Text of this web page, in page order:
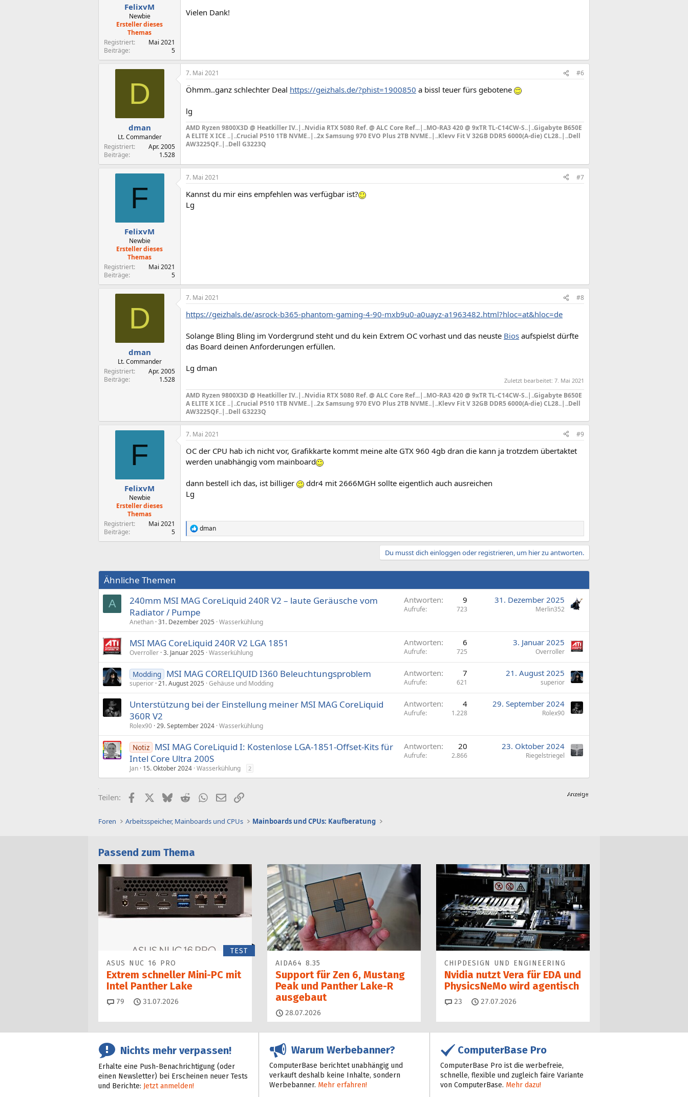
:
FelixvM
Newbie
Ersteller dieses
Themas
Registriert
Mai 2021
Beiträge
5
Vielen Dank!
D
dman
Lt. Commander
Registriert
Apr. 2005
Beiträge
1.528
7. Mai 2021 #6
Öhmm..ganz schlechter Deal https://geizhals.de/?phist=1900850 a bissl teuer fürs gebotene
lg
AMD Ryzen 9800X3D @ Heatkiller IV..|..Nvidia RTX 5080 Ref. @ ALC Core Ref...| ..MO-RA3 420 @ 9xTR TL-C14CW-S..|..Gigabyte B650E
A ELITE X ICE ..|..Crucial P510 1TB NVME..|..2x Samsung 970 EVO Plus 2TB NVME..|..Klevv Fit V 32GB DDR5 6000(A-die) CL28..|..Dell
AW3225QF..|..Dell G3223Q
F
FelixvM
Newbie
Ersteller dieses
Themas
Registriert
Mai 2021
Beiträge
5
7. Mai 2021 #7
Kannst du mir eins empfehlen was verfügbar ist?
Lg
D
dman
Lt. Commander
Registriert
Apr. 2005
Beiträge
1.528
7. Mai 2021 #8
https://geizhals.de/asrock-b365-phantom-gaming-4-90-mxb9u0-a0uayz-a1963482.html?hloc=at&hloc=de
Solange Bling Bling im Vordergrund steht und du kein Extrem OC vorhast und das neuste Bios aufspielst dürfte
das Board deinen Anforderungen erfüllen.
Lg dman
Zuletzt bearbeitet: 7. Mai 2021
AMD Ryzen 9800X3D @ Heatkiller IV..|..Nvidia RTX 5080 Ref. @ ALC Core Ref...| ..MO-RA3 420 @ 9xTR TL-C14CW-S..|..Gigabyte B650E
A ELITE X ICE ..|..Crucial P510 1TB NVME..|..2x Samsung 970 EVO Plus 2TB NVME..|..Klevv Fit V 32GB DDR5 6000(A-die) CL28..|..Dell
AW3225QF..|..Dell G3223Q
F
FelixvM
Newbie
Ersteller dieses
Themas
Registriert
Mai 2021
Beiträge
5
7. Mai 2021 #9
OC der CPU hab ich nicht vor, Grafikkarte kommt meine alte GTX 960 4gb dran die kann ja trotzdem übertaktet
werden unabhängig vom mainboard
dann bestell ich das, ist billiger
ddr4 mit 2666MGH sollte eigentlich auch ausreichen
Lg
R
e
i
n
e
n
:
dman
Du musst dich einloggen oder registrieren, um hier zu antworten.
Ähnliche Themen
A
240mm MSI MAG CoreLiquid 240R V2 – laute Geräusche vom
Radiator / Pumpe
Anethan 31. Dezember 2025 Wasserkühlung
Antworten 9
Aufrufe 723
31. Dezember 2025
Merlin352
MSI MAG CoreLiquid 240R V2 LGA 1851
Overroller 3. Januar 2025 Wasserkühlung
Antworten 6
Aufrufe 725
3. Januar 2025
Overroller
Modding MSI MAG CORELIQUID I360 Beleuchtungsproblem
superior 21. August 2025 Gehäuse und Modding
Antworten 7
Aufrufe 621
21. August 2025
superior
Unterstützung bei der Einstellung meiner MSI MAG CoreLiquid
360R V2
Rolex90 29. September 2024 Wasserkühlung
Antworten 4
Aufrufe 1.228
29. September 2024
Rolex90
Notiz MSI MAG CoreLiquid I: Kostenlose LGA-1851-Offset-Kits für
Intel Core Ultra 200S
Jan 15. Oktober 2024 Wasserkühlung 2
Antworten 20
Aufrufe 2.866
23. Oktober 2024
Riegelstriegel
Teilen: FacebookX (Twitter)
BlueskyRedditWhatsApp
E-MailLink
Foren Arbeitsspeicher, Mainboards und CPUs Mainboards und CPUs: Kaufberatung
Passend zum Thema
TEST
ASUS NUC 16 PRO
Extrem schneller Mini-PC mit
Intel Panther Lake
79 Kommentare
31.07.2026
AIDA64 8.35
Support für Zen 6, Mustang
Peak und Panther Lake-R
ausgebaut
28.07.2026
CHIPDESIGN UND ENGINEERING
Nvidia nutzt Vera für EDA und
PhysicsNeMo wird agentisch
23 Kommentare
27.07.2026
Nichts mehr verpassen!
Erhalte eine Push-Benachrichtigung (oder
einen Newsletter) bei Erscheinen neuer Tests
und Berichte: Jetzt anmelden!
Warum Werbebanner?
ComputerBase berichtet unabhängig und
verkauft deshalb keine Inhalte, sondern
Werbebanner. Mehr erfahren!
ComputerBase Pro
ComputerBase Pro ist die werbefreie,
schnelle, flexible und zugleich faire Variante
von ComputerBase. Mehr dazu!